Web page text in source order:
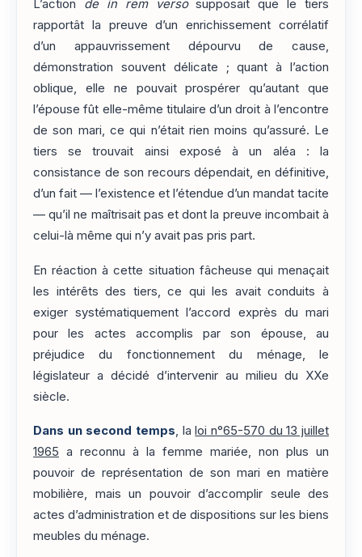
L’action de in rem versosupposait que le tiers
rapportât la preuve d’un enrichissement corrélatif
d’un appauvrissement dépourvu de cause,
démonstration souvent délicate ; quant à l’action
oblique, elle ne pouvait prospérer qu’autant que
l’épouse fût elle-même titulaire d’un droit à l’encontre
de son mari, ce qui n’était rien moins qu’assuré. Le
tiers se trouvait ainsi exposé à un aléa : la
consistance de son recours dépendait, en définitive,
d’un fait — l’existence et l’étendue d’un mandat tacite
— qu’il ne maîtrisait pas et dont la preuve incombait à
celui-là même qui n’y avait pas pris part.
En réaction à cette situation fâcheuse qui menaçait
les intérêts des tiers, ce qui les avait conduits à
exiger systématiquement l’accord exprès du mari
pour les actes accomplis par son épouse, au
préjudice du fonctionnement du ménage, le
législateur a décidé d’intervenir au milieu du XXe
siècle.
Dans un second temps, laloi n°65-570 du 13 juillet
1965 a reconnu à la femme mariée, non plus un
pouvoir de représentation de son mari en matière
mobilière, mais un pouvoir d’accomplir seule des
actes d’administration et de dispositions sur les biens
meubles du ménage.